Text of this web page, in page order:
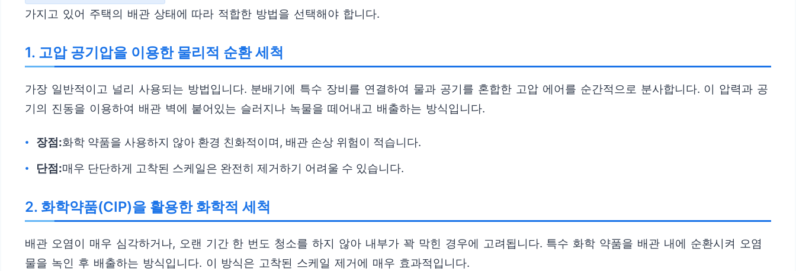
가지고 있어 주택의 배관 상태에 따라 적합한 방법을 선택해야 합니다.
1. 고압 공기압을 이용한 물리적 순환 세척
가장 일반적이고 널리 사용되는 방법입니다. 분배기에 특수 장비를 연결하여 물과 공기를 혼합한 고압 에어를 순간적으로 분사합니다. 이 압력과 공
기의 진동을 이용하여 배관 벽에 붙어있는 슬러지나 녹물을 떼어내고 배출하는 방식입니다.
장점:화학 약품을 사용하지 않아 환경 친화적이며, 배관 손상 위험이 적습니다.
단점:매우 단단하게 고착된 스케일은 완전히 제거하기 어려울 수 있습니다.
2. 화학약품(CIP)을 활용한 화학적 세척
배관 오염이 매우 심각하거나, 오랜 기간 한 번도 청소를 하지 않아 내부가 꽉 막힌 경우에 고려됩니다. 특수 화학 약품을 배관 내에 순환시켜 오염
물을 녹인 후 배출하는 방식입니다. 이 방식은 고착된 스케일 제거에 매우 효과적입니다.